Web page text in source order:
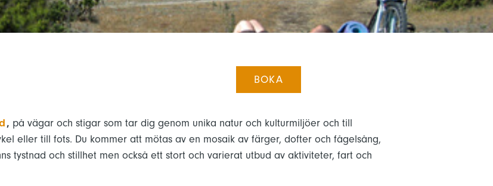
BOKA
, på vägar och stigar som tar dig genom unika natur och kulturmiljöer och till
eller till fots. Du kommer att mötas av en mosaik av färger, dofter och fågelsång,
tystnad och stillhet men också ett stort och varierat utbud av aktiviteter, fart och